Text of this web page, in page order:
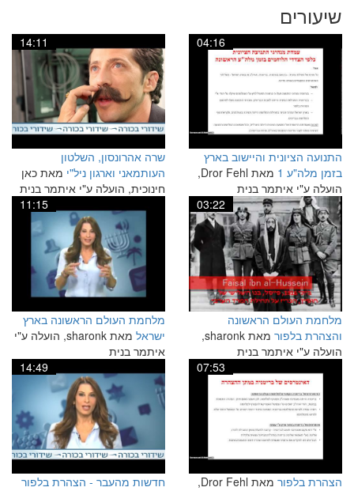
שיעורים
04:16
התנועה הציונית והיישוב בארץ
בזמן מלה"ע 1
מאת Dror Fehl,
הועלה ע"י איתמר בנית
14:11
שרה אהרונסון, השלטון
העותמאני וארגון ניל"י מאת כאן
חינוכית, הועלה ע"י איתמר בנית
03:22
מלחמת העולם הראשונה
והצהרת בלפור
מאת sharonk,
הועלה ע"י איתמר בנית
11:15
מלחמת העולם הראשונה בארץ
ישראל
מאת sharonk, הועלה ע"י
איתמר בנית
07:53
הצהרת בלפור
מאת Dror Fehl,
14:49
חדשות מהעבר - הצהרת בלפור